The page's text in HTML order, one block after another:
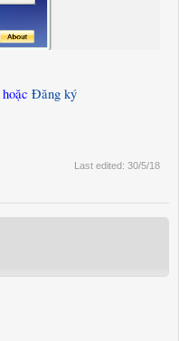
hoặc Đăng ký
Last edited: 30/5/18